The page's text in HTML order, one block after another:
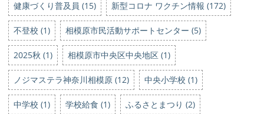
健康づくり普及員 (15) 新型コロナ ワクチン情報 (172)
不登校 (1) 相模原市民活動サポートセンター (5)
2025秋 (1) 相模原市中央区中央地区 (1)
ノジマステラ神奈川相模原 (12) 中央小学校 (1)
中学校 (1) 学校給食 (1) ふるさとまつり (2)